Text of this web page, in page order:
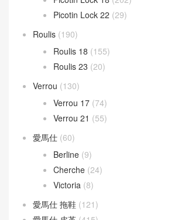
Lindy mini(131)
Barcelona Bag
Hammock Bag(53)
LOEWE 女包(121)
LOEWE 男包
Puzzle Bag(133)
Mini kelly(946)
Kelly Mini 20
Kelly Pochette
Mosaique(8)
Picotin Lock(231)
Picotin Lock 18